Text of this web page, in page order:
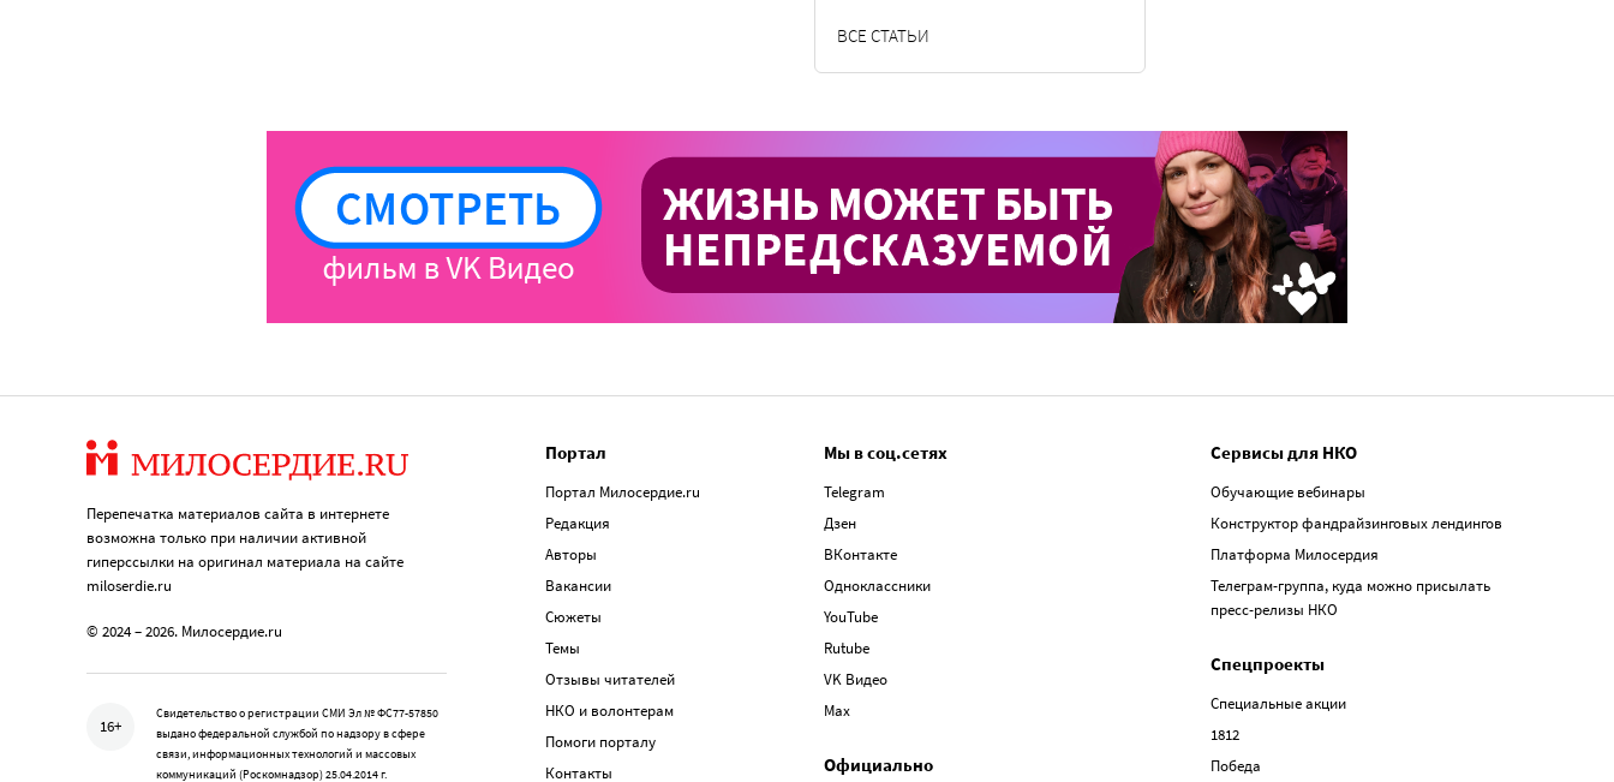
ВСЕ СТАТЬИ
Перепечатка материалов сайта в интернете
возможна только при наличии активной
гиперссылки на оригинал материала на сайте
miloserdie.ru
© 2024 – 2026. Милосердие.ru
16+
Свидетельство о регистрации СМИ Эл № ФС77-57850
выдано федеральной службой по надзору в сфере
связи, информационных технологий и массовых
коммуникаций (Роскомнадзор) 25.04.2014 г.
Портал
Портал Милосердие.ru
Редакция
Авторы
Вакансии
Сюжеты
Темы
Отзывы читателей
НКО и волонтерам
Помоги порталу
Контакты
Мы в соц.сетях
Telegram
Дзен
ВКонтакте
Одноклассники
YouTube
Rutube
VK Видео
Max
Официально
Сервисы для НКО
Обучающие вебинары
Конструктор фандрайзинговых лендингов
Платформа Милосердия
Телеграм-группа, куда можно присылать
пресс-релизы НКО
Спецпроекты
Специальные акции
1812
Победа